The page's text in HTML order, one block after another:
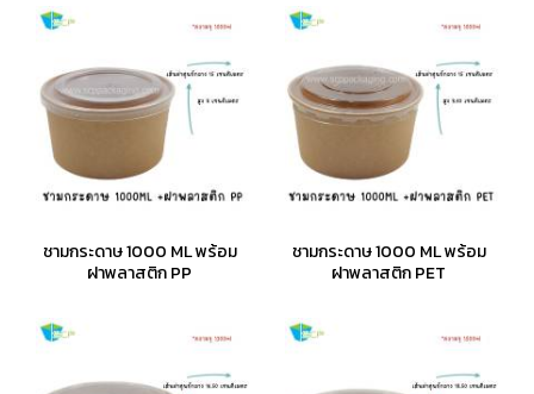
ชามกระดาษ 1000 ML พร้อม
ฝาพลาสติก PP
ชามกระดาษ 1000 ML พร้อม
ฝาพลาสติก PET